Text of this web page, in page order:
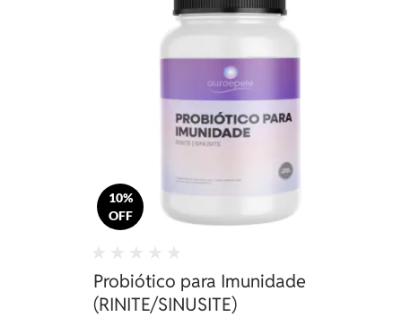
10%
OFF
Probiótico para Imunidade
(RINITE/SINUSITE)